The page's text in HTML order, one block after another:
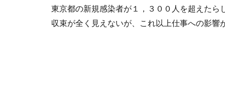
東京都の新規感染者が１，３００人を超えたら
収束が全く見えないが、これ以上仕事への影響